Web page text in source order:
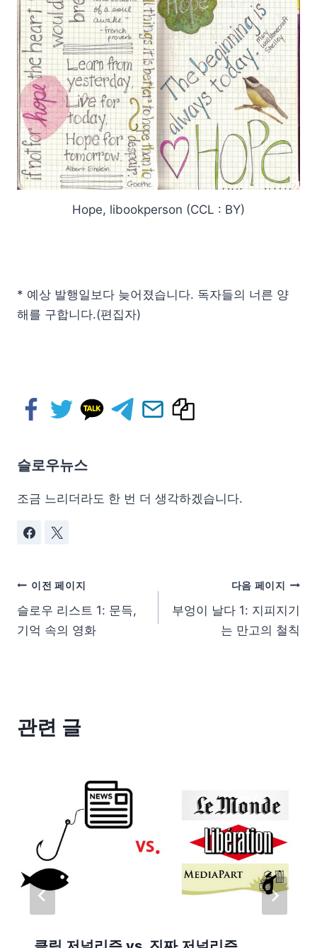
Hope, libookperson (CCL : BY)
* 예상 발행일보다 늦어졌습니다. 독자들의 너른 양
해를 구합니다.(편집자)
슬로우뉴스
조금 느리더라도 한 번 더 생각하겠습니다.
이전 페이지
슬로우 리스트 1: 문득,
기억 속의 영화
다음 페이지
부엉이 날다 1: 지피지기
는 만고의 철칙
관련 글